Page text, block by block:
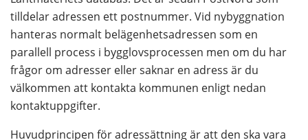
tilldelar adressen ett postnummer. Vid nybyggnation
hanteras normalt belägenhetsadressen som en
parallell process i bygglovsprocessen men om du har
frågor om adresser eller saknar en adress är du
välkommen att kontakta kommunen enligt nedan
kontaktuppgifter.
Huvudprincipen för adressättning är att den ska vara